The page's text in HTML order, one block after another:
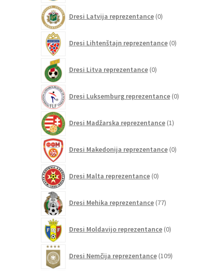
Dresi Latvija reprezentance 0izdelkov
Dresi Lihtenštajn reprezentance 0izdelkov
Dresi Litva reprezentance 0izdelkov
Dresi Luksemburg reprezentance 0izdelkov
Dresi Madžarska reprezentance 1izdelek
Dresi Makedonija reprezentance 0izdelkov
Dresi Malta reprezentance 0izdelkov
Dresi Mehika reprezentance 77izdelkov
Dresi Moldavijo reprezentance 0izdelkov
Dresi Nemčija reprezentance 109izdelkov